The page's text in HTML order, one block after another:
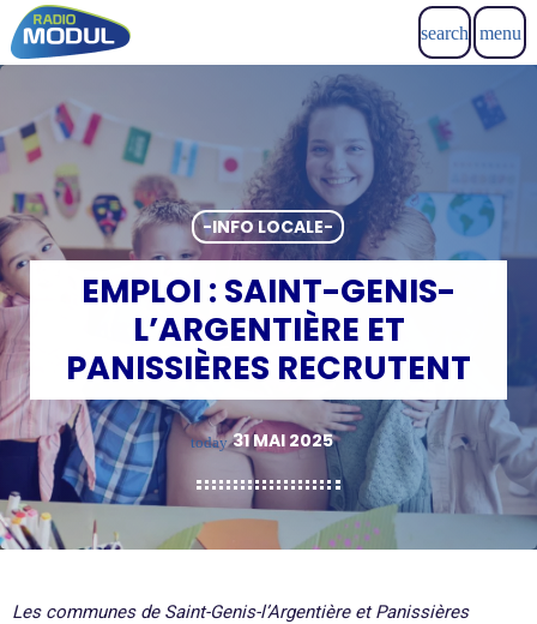
search menu
-INFO LOCALE-
EMPLOI : SAINT-GENIS-
L’ARGENTIÈRE ET
PANISSIÈRES RECRUTENT
today 31 MAI 2025
Les communes de Saint-Genis-l’Argentière et Panissières